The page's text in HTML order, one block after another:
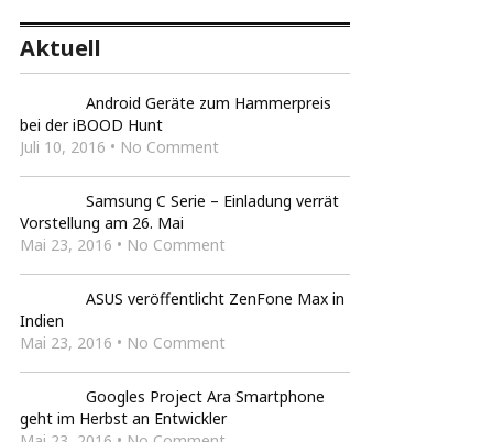
Aktuell
Android Geräte zum Hammerpreis
bei der iBOOD Hunt
Juli 10, 2016 • No Comment
Samsung C Serie – Einladung verrät
Vorstellung am 26. Mai
Mai 23, 2016 • No Comment
ASUS veröffentlicht ZenFone Max in
Indien
Mai 23, 2016 • No Comment
Googles Project Ara Smartphone
geht im Herbst an Entwickler